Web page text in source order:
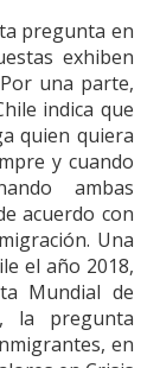
pregunta en
exhiben
una parte,
indica que
quien quiera
y cuando
ambas
acuerdo con
Una
el año 2018,
Mundial de
la pregunta
en